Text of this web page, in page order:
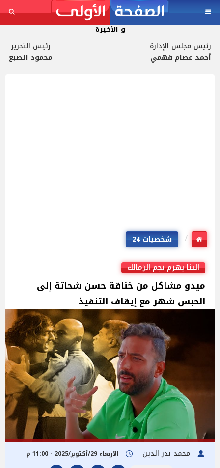
و الأخيرة
رئيس مجلس الإدارة
أحمد عصام فهمي
رئيس التحرير
محمود الضبع
شخصيات 24
البنا يهزم نجم الزمالك
ميدو مشاكل من خناقة حسن شحاتة إلى
الحبس شهر مع إيقاف التنفيذ
محمد بدر الدين الأربعاء 29/أكتوبر/2025 - 11:00 م